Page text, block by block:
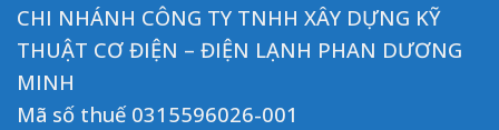
CHI NHÁNH CÔNG TY TNHH XÂY DỰNG KỸ
THUẬT CƠ ĐIỆN – ĐIỆN LẠNH PHAN DƯƠNG
MINH
Mã số thuế 0315596026-001